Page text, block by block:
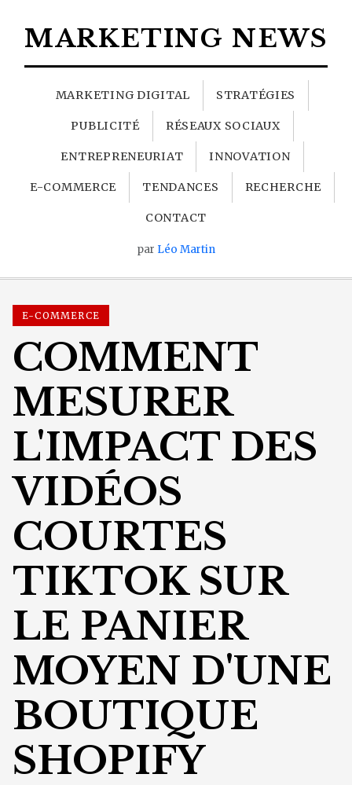
MARKETING NEWS
MARKETING DIGITAL STRATÉGIES
PUBLICITÉ RÉSEAUX SOCIAUX
ENTREPRENEURIAT INNOVATION
E-COMMERCE TENDANCES RECHERCHE
CONTACT
par Léo Martin
E-COMMERCE
COMMENT
MESURER
L'IMPACT DES
VIDÉOS
COURTES
TIKTOK SUR
LE PANIER
MOYEN D'UNE
BOUTIQUE
SHOPIFY